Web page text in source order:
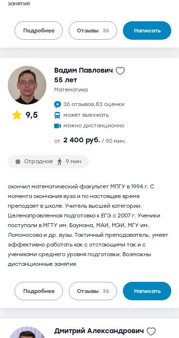
занятия
Подробнее Отзывы 36 Написать
9,5
Вадим Павлович
55 лет
математика
36 отзывов,83 оценки
может выезжать
можно дистанционно
от 2 400 руб. / 90 мин.
Отрадное 9 мин
окончил математический факультет МПГУ в 1994 г. С
момента окончания вуза и по настоящее время
преподает в школе. Учитель высшей категории.
Целенаправленная подготовка к ЕГЭ с 2007 г. Ученики
поступали в МГТУ им. Баумана, МАИ, МЭИ, МГУ им.
Ломоносова и др. вузы. Тактичный преподаватель, умеет
эффективно работать как с отстающими так и с
учениками среднего уровня подготовки. Возможны
дистанционные занятия
Подробнее Отзывы 36 Написать
Дмитрий Александрович